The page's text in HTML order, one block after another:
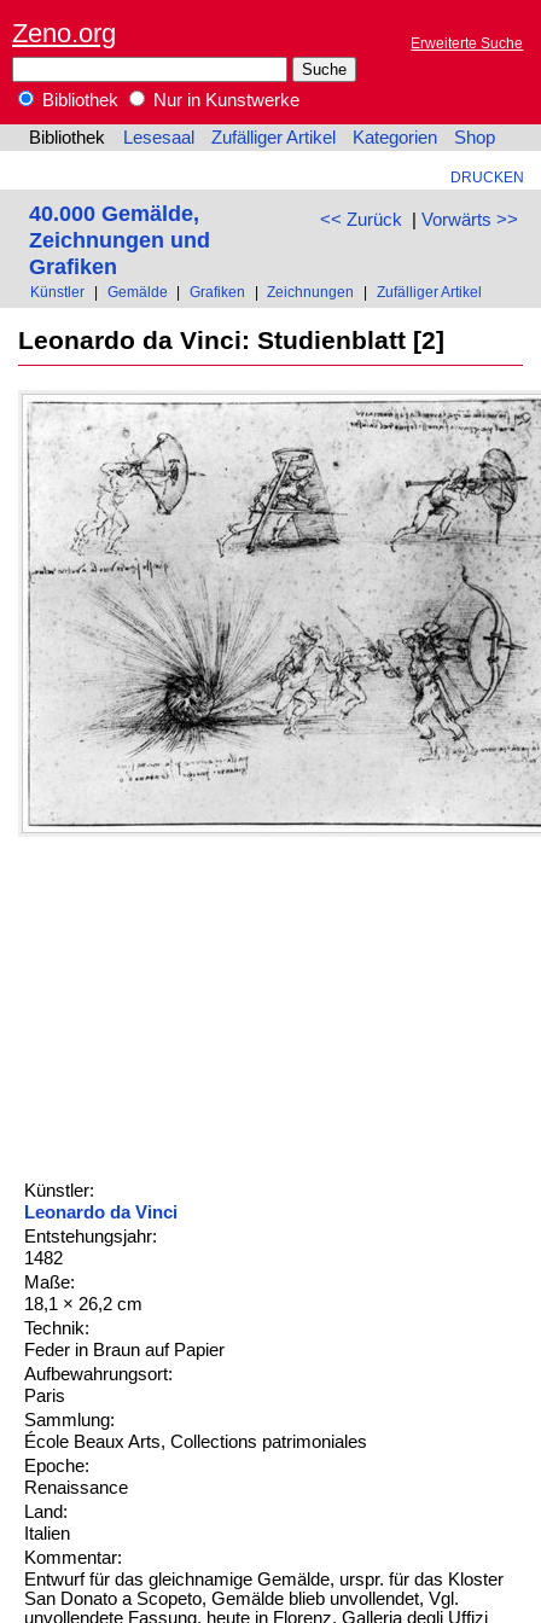
Zeno.org Erweiterte Suche
Bibliothek
Nur in Kunstwerke
Bibliothek
Lesesaal Zufälliger Artikel Kategorien Shop
DRUCKEN
<< Zurück | Vorwärts >>
40.000 Gemälde,
Zeichnungen und
Grafiken
Künstler Gemälde Grafiken Zeichnungen Zufälliger Artikel
Leonardo da Vinci: Studienblatt [2]
Künstler:
Leonardo da Vinci
Entstehungsjahr:
1482
Maße:
18,1 × 26,2 cm
Technik:
Feder in Braun auf Papier
Aufbewahrungsort:
Paris
Sammlung:
École Beaux Arts, Collections patrimoniales
Epoche:
Renaissance
Land:
Italien
Kommentar:
Entwurf für das gleichnamige Gemälde, urspr. für das Kloster
San Donato a Scopeto, Gemälde blieb unvollendet, Vgl.
unvollendete Fassung, heute in Florenz, Galleria degli Uffizi